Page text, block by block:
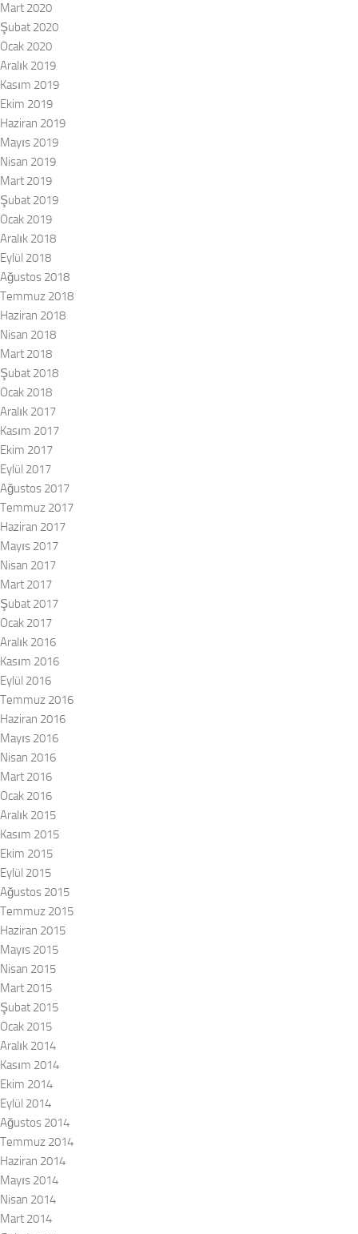
Mart 2020
Şubat 2020
Ocak 2020
Aralık 2019
Kasım 2019
Ekim 2019
Haziran 2019
Mayıs 2019
Nisan 2019
Mart 2019
Şubat 2019
Ocak 2019
Aralık 2018
Eylül 2018
Ağustos 2018
Temmuz 2018
Haziran 2018
Nisan 2018
Mart 2018
Şubat 2018
Ocak 2018
Aralık 2017
Kasım 2017
Ekim 2017
Eylül 2017
Ağustos 2017
Temmuz 2017
Haziran 2017
Mayıs 2017
Nisan 2017
Mart 2017
Şubat 2017
Ocak 2017
Aralık 2016
Kasım 2016
Eylül 2016
Temmuz 2016
Haziran 2016
Mayıs 2016
Nisan 2016
Mart 2016
Ocak 2016
Aralık 2015
Kasım 2015
Ekim 2015
Eylül 2015
Ağustos 2015
Temmuz 2015
Haziran 2015
Mayıs 2015
Nisan 2015
Mart 2015
Şubat 2015
Ocak 2015
Aralık 2014
Kasım 2014
Ekim 2014
Eylül 2014
Ağustos 2014
Temmuz 2014
Haziran 2014
Mayıs 2014
Nisan 2014
Mart 2014